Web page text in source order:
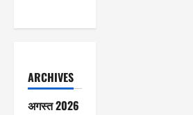
ARCHIVES
अगस्त 2026